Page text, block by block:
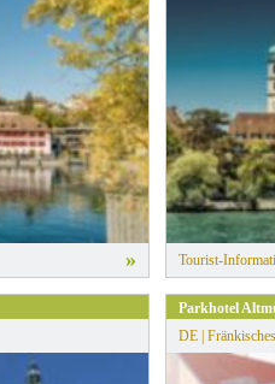
» Tourist-
Parkhotel
DE |